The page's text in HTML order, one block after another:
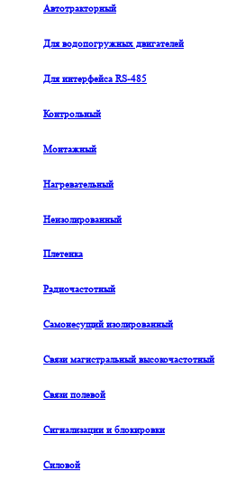
Автотракторный
Для водопогружных двигателей
Для интерфейса RS-485
Контрольный
Монтажный
Нагревательный
Неизолированный
Плетенка
Радиочастотный
Самонесущий изолированный
Связи магистральный высокочастотный
Связи полевой
Сигнализации и блокировки
Силовой